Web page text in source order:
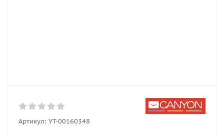
Артикул: УТ-00160348